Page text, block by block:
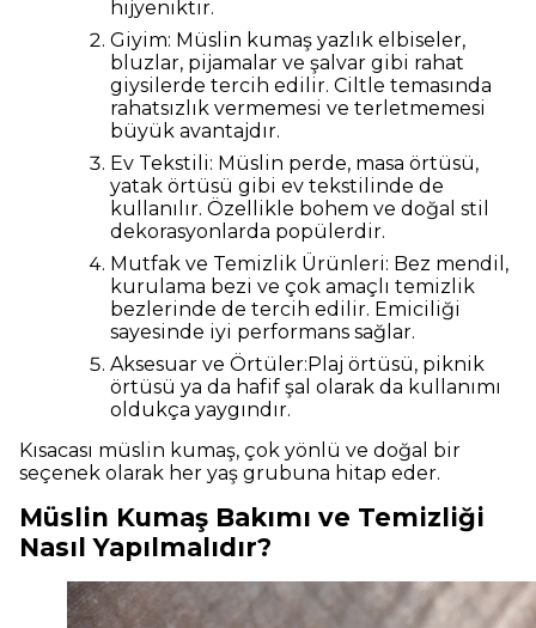
hijyeniktir.
Giyim: Müslin kumaş yazlık elbiseler,
bluzlar, pijamalar ve şalvar gibi rahat
giysilerde tercih edilir. Ciltle temasında
rahatsızlık vermemesi ve terletmemesi
büyük avantajdır.
Ev Tekstili: Müslin perde, masa örtüsü,
yatak örtüsü gibi ev tekstilinde de
kullanılır. Özellikle bohem ve doğal stil
dekorasyonlarda popülerdir.
Mutfak ve Temizlik Ürünleri: Bez mendil,
kurulama bezi ve çok amaçlı temizlik
bezlerinde de tercih edilir. Emiciliği
sayesinde iyi performans sağlar.
Aksesuar ve Örtüler:Plaj örtüsü, piknik
örtüsü ya da hafif şal olarak da kullanımı
oldukça yaygındır.
Kısacası müslin kumaş, çok yönlü ve doğal bir
seçenek olarak her yaş grubuna hitap eder.
Müslin Kumaş Bakımı ve Temizliği
Nasıl Yapılmalıdır?